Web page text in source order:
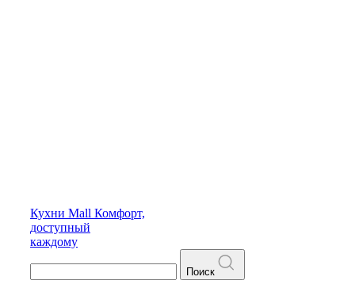
Кухни Mall Комфорт,
доступный
каждому
Поиск